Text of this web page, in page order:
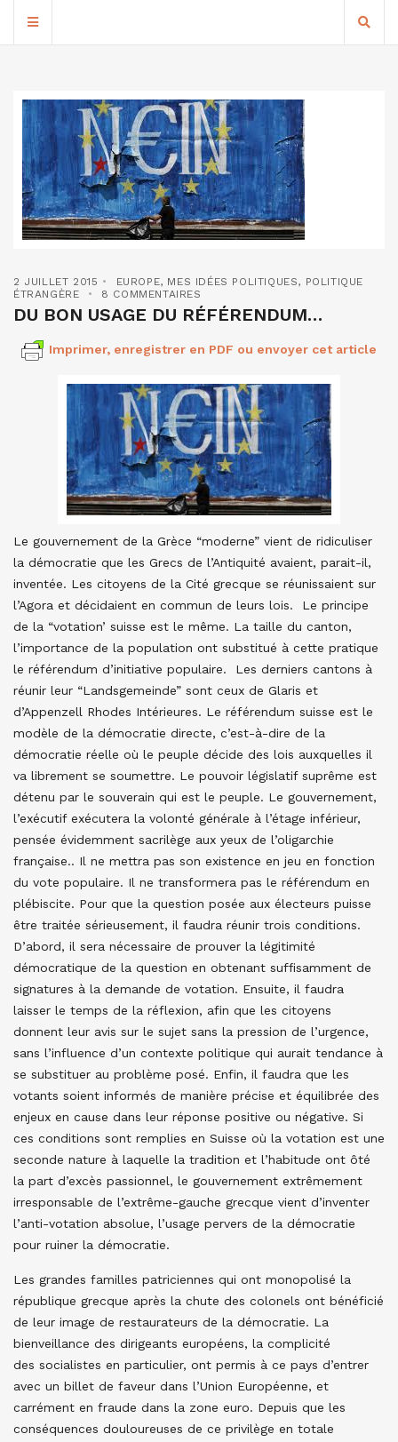
2 JUILLET 2015 EUROPE, MES IDÉES POLITIQUES, POLITIQUE
ÉTRANGÈRE
8 COMMENTAIRES
DU BON USAGE DU RÉFÉRENDUM…
Imprimer, enregistrer en PDF ou envoyer cet article
Le gouvernement de la Grèce “moderne” vient de ridiculiser
la démocratie que les Grecs de l’Antiquité avaient, parait-il,
inventée. Les citoyens de la Cité grecque se réunissaient sur
l’Agora et décidaient en commun de leurs lois. Le principe
de la “votation’ suisse est le même. La taille du canton,
l’importance de la population ont substitué à cette pratique
le référendum d’initiative populaire. Les derniers cantons à
réunir leur “Landsgemeinde” sont ceux de Glaris et
d’Appenzell Rhodes Intérieures. Le référendum suisse est le
modèle de la démocratie directe, c’est-à-dire de la
démocratie réelle où le peuple décide des lois auxquelles il
va librement se soumettre. Le pouvoir législatif suprême est
détenu par le souverain qui est le peuple. Le gouvernement,
l’exécutif exécutera la volonté générale à l’étage inférieur,
pensée évidemment sacrilège aux yeux de l’oligarchie
française.. Il ne mettra pas son existence en jeu en fonction
du vote populaire. Il ne transformera pas le référendum en
plébiscite. Pour que la question posée aux électeurs puisse
être traitée sérieusement, il faudra réunir trois conditions.
D’abord, il sera nécessaire de prouver la légitimité
démocratique de la question en obtenant suffisamment de
signatures à la demande de votation. Ensuite, il faudra
laisser le temps de la réflexion, afin que les citoyens
donnent leur avis sur le sujet sans la pression de l’urgence,
sans l’influence d’un contexte politique qui aurait tendance à
se substituer au problème posé. Enfin, il faudra que les
votants soient informés de manière précise et équilibrée des
enjeux en cause dans leur réponse positive ou négative. Si
ces conditions sont remplies en Suisse où la votation est une
seconde nature à laquelle la tradition et l’habitude ont ôté
la part d’excès passionnel, le gouvernement extrêmement
irresponsable de l’extrême-gauche grecque vient d’inventer
l’anti-votation absolue, l’usage pervers de la démocratie
pour ruiner la démocratie.
Les grandes familles patriciennes qui ont monopolisé la
république grecque après la chute des colonels ont bénéficié
de leur image de restaurateurs de la démocratie. La
bienveillance des dirigeants européens, la complicité
des socialistes en particulier, ont permis à ce pays d’entrer
avec un billet de faveur dans l’Union Européenne, et
carrément en fraude dans la zone euro. Depuis que les
conséquences douloureuses de ce privilège en totale